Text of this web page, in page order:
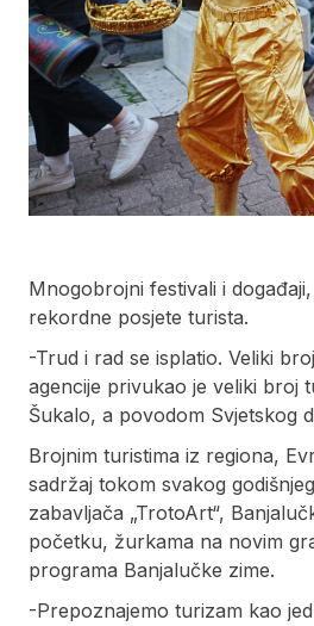
Mnogobrojni festivali i
rekordne posjete turista.
-Trud i rad se isplatio. Veliki
agencije privukao je veliki broj
Šukalo, a povodom Svjetskog
Brojnim turistima iz regiona,
sadržaj tokom svakog
zabavljača „TrotoArt“,
početku, žurkama na novim
programa Banjalučke zime.
-Prepoznajemo turizam kao